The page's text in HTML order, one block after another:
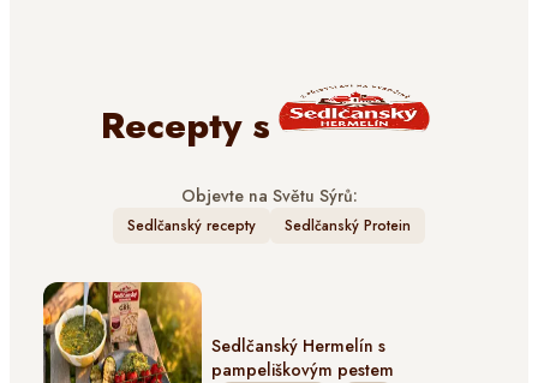
Recepty s
Objevte na Světu Sýrů:
Sedlčanský recepty Sedlčanský Protein
Sedlčanský Hermelín s
pampeliškovým pestem